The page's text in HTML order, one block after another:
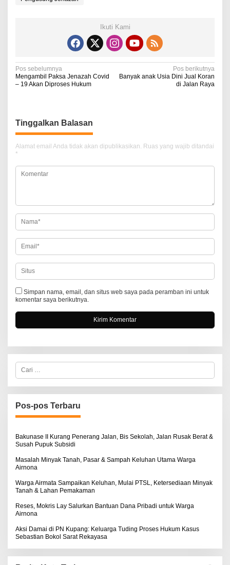
Ikuti Kami
N
a
g
a
s
o
s
Pos sebelumnya
Mengambil Paksa Jenazah Covid
– 19 Akan Diproses Hukum
Pos berikutnya
Banyak anak Usia Dini Jual Koran
di Jalan Raya
Tinggalkan Balasan
Alamat email Anda tidak akan dipublikasikan. Ruas yang wajib ditandai
*
Simpan nama, email, dan situs web saya pada peramban ini untuk
komentar saya berikutnya.
C
r
i
u
n
u
:
Pos-pos Terbaru
Bakunase II Kurang Penerang Jalan, Bis Sekolah, Jalan Rusak Berat &
Susah Pupuk Subsidi
Masalah Minyak Tanah, Pasar & Sampah Keluhan Utama Warga
Airnona
Warga Airmata Sampaikan Keluhan, Mulai PTSL, Ketersediaan Minyak
Tanah & Lahan Pemakaman
Reses, Mokris Lay Salurkan Bantuan Dana Pribadi untuk Warga
Airnona
Aksi Damai di PN Kupang: Keluarga Tuding Proses Hukum Kasus
Sebastian Bokol Sarat Rekayasa